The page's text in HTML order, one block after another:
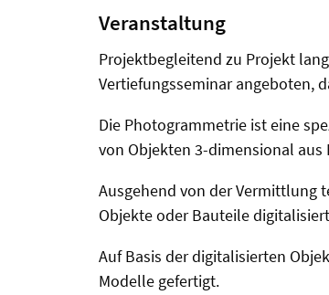
Veranstaltung
Projektbegleitend zu Projekt
Vertiefungsseminar angeboten,
Die Photogrammetrie ist eine
von Objekten 3-dimensional
Ausgehend von der Vermittlung
Objekte oder Bauteile
Auf Basis der digitalisierten
Modelle gefertigt.